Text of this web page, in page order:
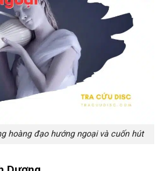
hoàng đạo hướng ngoại và cuốn hút